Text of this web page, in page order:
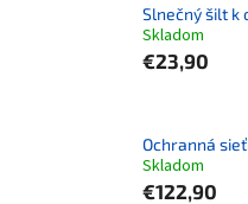
Slnečný šilt k
Skladom
€23,90
Ochranná
Skladom
€122,90